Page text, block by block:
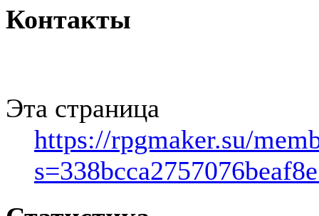
Контакты
Эта страница
https://rpgmaker.su/